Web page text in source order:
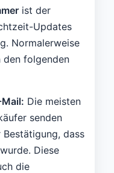
ist der
Updates
Normalerweise
den folgenden
Die meisten
senden
dass
Diese
die